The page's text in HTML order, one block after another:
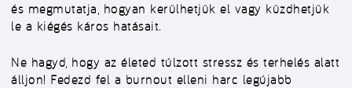
és megmutatja, hogyan kerülhetjük el vagy küzdhetjük
le a kiégés káros hatásait.
Ne hagyd, hogy az életed túlzott stressz és terhelés alatt
álljon! Fedezd fel a burnout elleni harc legújabb